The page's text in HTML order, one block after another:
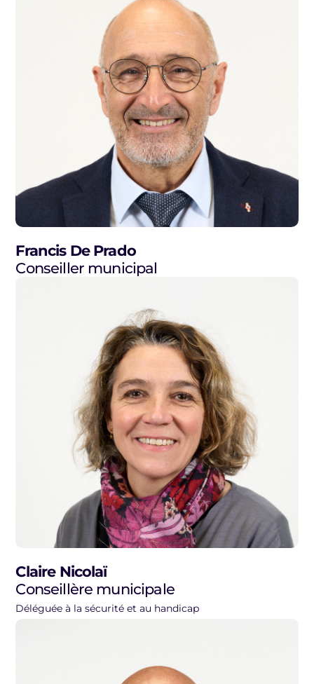
Francis De Prado
Conseiller municipal
Claire Nicolaï
Conseillère municipale
Déléguée à la sécurité et au handicap